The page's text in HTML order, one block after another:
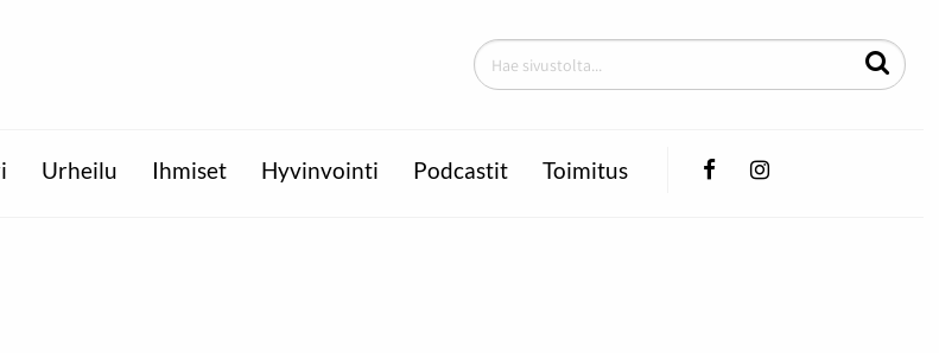
Urheilu Ihmiset Hyvinvointi Podcastit Toimitus FacebookInstagram